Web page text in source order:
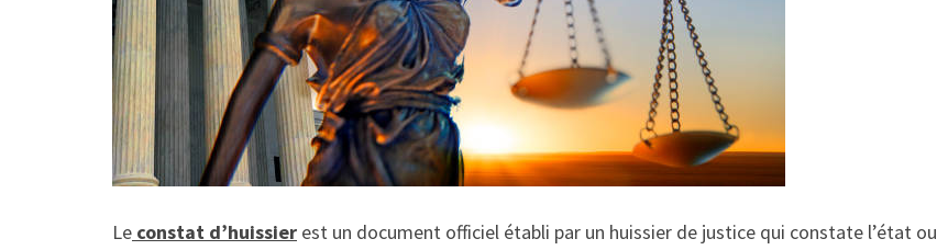
Le constat d’huissier est un document officiel établi par un huissier de justice qui constate l’état ou